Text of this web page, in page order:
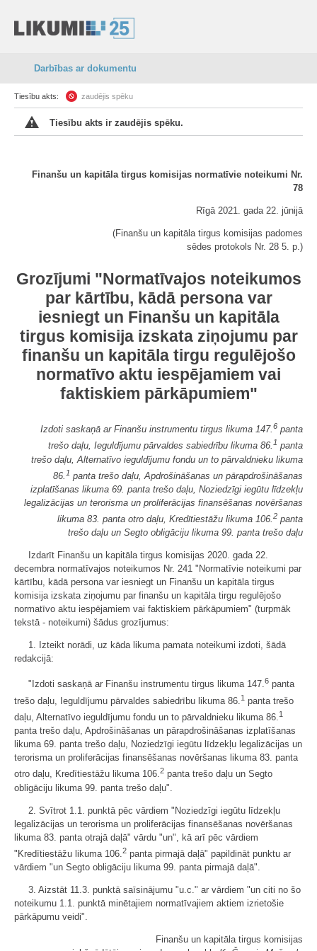
Darbības ar dokumentu
Tiesību akts: zaudējis spēku
Tiesību akts ir zaudējis spēku.
Finanšu un kapitāla tirgus komisijas normatīvie noteikumi Nr.
78
Rīgā 2021. gada 22. jūnijā
(Finanšu un kapitāla tirgus komisijas padomes
sēdes protokols Nr. 28 5. p.)
Grozījumi "Normatīvajos noteikumos
par kārtību, kādā persona var
iesniegt un Finanšu un kapitāla
tirgus komisija izskata ziņojumu par
finanšu un kapitāla tirgu regulējošo
normatīvo aktu iespējamiem vai
faktiskiem pārkāpumiem"
Izdoti saskaņā ar Finanšu instrumentu tirgus likuma 147.6 panta
trešo daļu, Ieguldījumu pārvaldes sabiedrību likuma 86. 1 panta
trešo daļu, Alternatīvo ieguldījumu fondu un to pārvaldnieku likuma
86. 1 panta trešo daļu, Apdrošināšanas un pārapdrošināšanas
izplatīšanas likuma 69. panta trešo daļu, Noziedzīgi iegūtu līdzekļu
legalizācijas un terorisma un proliferācijas finansēšanas novēršanas
likuma 83. panta otro daļu, Kredītiestāžu likuma 106.2 panta
trešo daļu un Segto obligāciju likuma 99. panta trešo daļu
Izdarīt Finanšu un kapitāla tirgus komisijas 2020. gada 22.
decembra normatīvajos noteikumos Nr. 241 "Normatīvie noteikumi par
kārtību, kādā persona var iesniegt un Finanšu un kapitāla tirgus
komisija izskata ziņojumu par finanšu un kapitāla tirgu regulējošo
normatīvo aktu iespējamiem vai faktiskiem pārkāpumiem" (turpmāk
tekstā - noteikumi) šādus grozījumus:
1. Izteikt norādi, uz kāda likuma pamata noteikumi izdoti, šādā
redakcijā:
"Izdoti saskaņā ar Finanšu instrumentu tirgus likuma 147.6 panta
trešo daļu, Ieguldījumu pārvaldes sabiedrību likuma 86. 1 panta trešo
daļu, Alternatīvo ieguldījumu fondu un to pārvaldnieku likuma 86.1
panta trešo daļu, Apdrošināšanas un pārapdrošināšanas izplatīšanas
likuma 69. panta trešo daļu, Noziedzīgi iegūtu līdzekļu legalizācijas un
terorisma un proliferācijas finansēšanas novēršanas likuma 83. panta
otro daļu, Kredītiestāžu likuma 106.2 panta trešo daļu un Segto
obligāciju likuma 99. panta trešo daļu".
2. Svītrot 1.1. punktā pēc vārdiem "Noziedzīgi iegūtu līdzekļu
legalizācijas un terorisma un proliferācijas finansēšanas novēršanas
likuma 83. panta otrajā daļā" vārdu "un", kā arī pēc vārdiem
"Kredītiestāžu likuma 106. 2 panta pirmajā daļā" papildināt punktu ar
vārdiem "un Segto obligāciju likuma 99. panta pirmajā daļā".
3. Aizstāt 11.3. punktā saīsinājumu "u.c." ar vārdiem "un citi no šo
noteikumu 1.1. punktā minētajiem normatīvajiem aktiem izrietošie
pārkāpumu veidi".
Finanšu un kapitāla tirgus komisijas